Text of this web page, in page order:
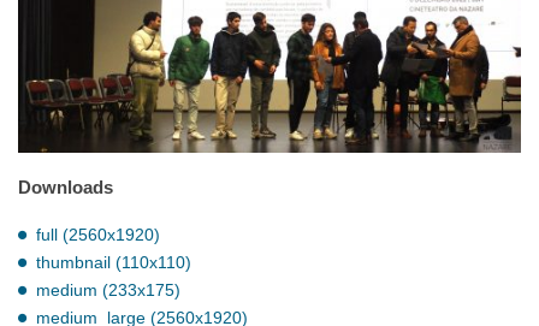
Downloads
full (2560x1920)
thumbnail (110x110)
medium (233x175)
medium_large (2560x1920)